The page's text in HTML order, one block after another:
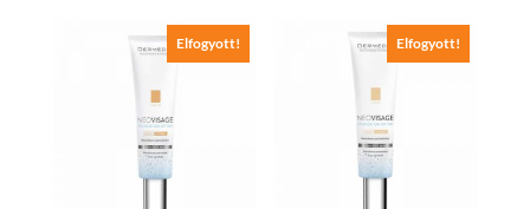
Elfogyott! Elfogyott!